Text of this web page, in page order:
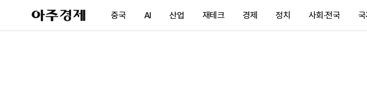
아
주
제
중국 AI 산업 재테크 경제 정치 사회·전국 국